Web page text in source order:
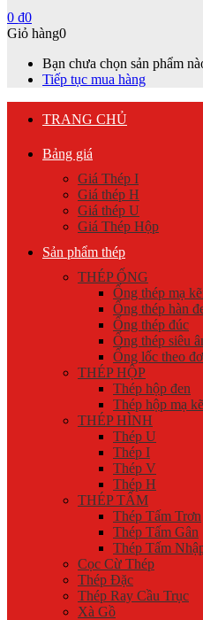
0 ₫0
Giỏ hàng0
Bạn chưa chọn sản phẩm
Tiếp tục mua hàng
TRANG CHỦ
Bảng giá
Giá Thép I
Giá thép H
Giá thép U
Giá Thép Hộp
Sản phẩm thép
THÉP ỐNG
Ống thép mạ
Ống thép hàn
Ống thép đúc
Ống thép siêu
Ống lốc theo
THÉP HỘP
Thép hộp đen
Thép hộp mạ
THÉP HÌNH
Thép U
Thép I
Thép V
Thép H
THÉP TẤM
Thép Tấm Trơn
Thép Tấm Gân
Thép Tấm
Cọc Cừ Thép
Thép Đặc
Thép Ray Cầu Trục
Xà Gồ